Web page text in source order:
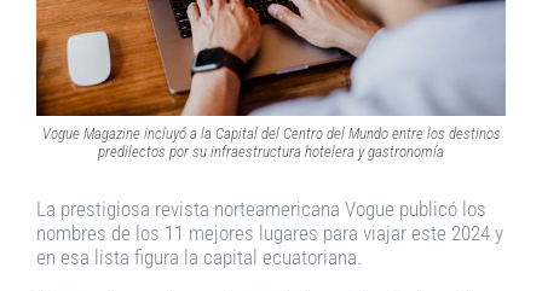
Vogue Magazine incluyó a la Capital del Centro del Mundo entre los destinos
predilectos por su infraestructura hotelera y gastronomía
La prestigiosa revista norteamericana Vogue publicó los
nombres de los 11 mejores lugares para viajar este 2024 y
en esa lista figura la capital ecuatoriana.